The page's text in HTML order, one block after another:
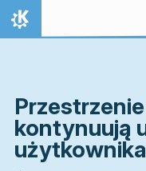
Przejdź to treści
Strona domowa
kontynuują
użytkownika